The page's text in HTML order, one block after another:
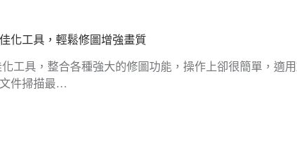
化工具，輕鬆修圖增強畫質
化工具，整合各種強大的修圖功能，操作上卻很簡單，適
件掃描最…